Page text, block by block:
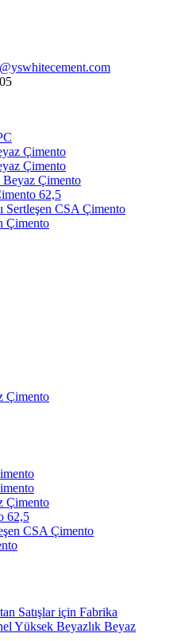
Çimento
Çimento
Çimento
62,5
CSA Çimento
Çimento
Çimento
Çimento
62,5
CSA Çimento